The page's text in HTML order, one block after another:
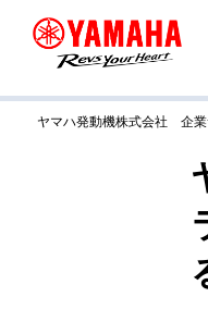
ヤマハ発動機株式会社 企業